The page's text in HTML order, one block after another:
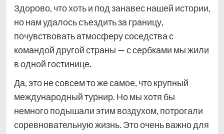
Здорово, что хоть и под занавес нашей истории,
но нам удалось съездить за границу,
почувствовать атмосферу соседства с
командой другой страны — с сербками мы жили
в одной гостинице.
Да, это не совсем то же самое, что крупный
международный турнир. Но мы хотя бы
немного подышали этим воздухом, потрогали
соревновательную жизнь. Это очень важно для